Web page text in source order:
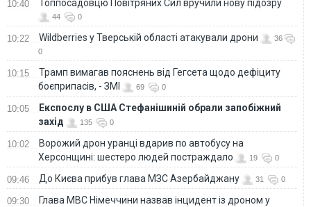
10:40 Топпосадовцю Повітряних Сил вручили нову підозру
44 0
10:22 Wildberries у Тверській області атакували дрони
36
0
10:15
Трамп вимагав пояснень від Гегсета щодо дефіциту
боєприпасів, - ЗМІ
69 0
10:05
Експослу в США Стефанішиній обрали запобіжний
захід
135 0
10:02
Ворожий дрон уранці вдарив по автобусу на
Херсонщині: шестеро людей постраждало
19 0
09:46 До Києва прибув глава МЗС Азербайджану 31 0
09:30
Глава МВС Німеччини назвав інцидент із дроном у